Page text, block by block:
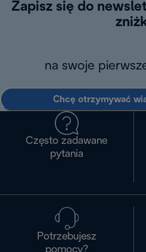
Zapisz się do
na swoje
Chcę otrzymywać
Często zadawane
pytania
Potrzebujesz